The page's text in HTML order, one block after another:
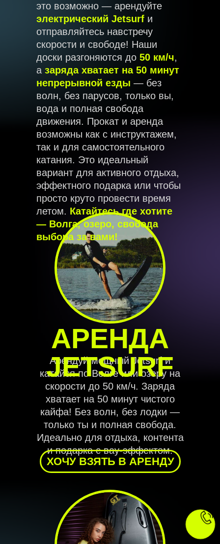
это возможно — арендуйте
электрический Jetsurf и
отправляйтесь навстречу
скорости и свободе! Наши
доски разгоняются до 50 км/ч,
а заряда хватает на 50 минут
непрерывной езды — без
волн, без парусов, только вы,
вода и полная свобода
движения. Прокат и аренда
возможны как с инструктажем,
так и для самостоятельного
катания. Это идеальный
вариант для активного отдыха,
эффектного подарка или чтобы
просто круто провести время
летом. Катайтесь где хотите
— Волга, озеро, свобода
выбора за вами!
Арендуй мощный Jetsurf и
катайся по Волге или озеру на
скорости до 50 км/ч. Заряда
хватает на 50 минут чистого
кайфа! Без волн, без лодки —
только ты и полная свобода.
Идеально для отдыха, контента
и подарка с вау-эффектом.
АРЕНДА
JETSURF
ХОЧУ ВЗЯТЬ В АРЕНДУ